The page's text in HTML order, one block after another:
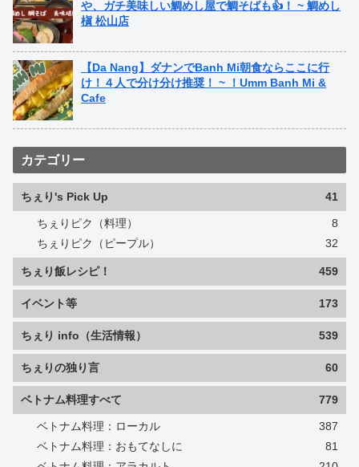
や、ガチ美味しい鯛めし屋で鯛そばも👍！ ~ 鯛めし
槇 松山店
【Da Nang】ダナンでBanh Mi朝食ならここに行
け！４人で分け分け推奨！ ~ ！Umm Banh Mi &
Cafe
カテゴリー
ちぇり's Pick Up 41
ちぇりピク（料理）
8
ちぇりピク（ピープル）
32
ちぇり飯レシピ！ 459
イベント等 173
ちぇり info（生活情報） 539
ちぇりの独り言 60
ベトナム料理すべて 779
ベトナム料理：ローカル
387
ベトナム料理：おもてなしに
81